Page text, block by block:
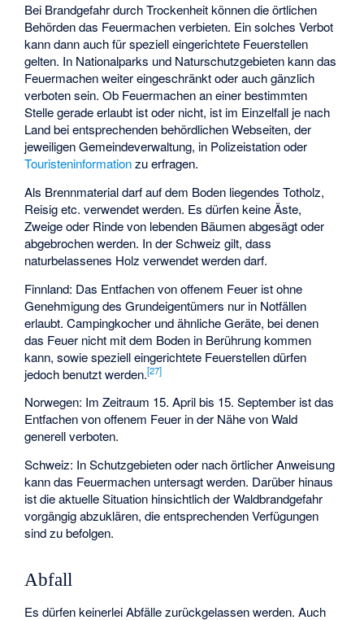
Bei Brandgefahr durch Trockenheit können die örtlichen
Behörden das Feuermachen verbieten. Ein solches Verbot
kann dann auch für speziell eingerichtete Feuerstellen
gelten. In Nationalparks und Naturschutzgebieten kann das
Feuermachen weiter eingeschränkt oder auch gänzlich
verboten sein. Ob Feuermachen an einer bestimmten
Stelle gerade erlaubt ist oder nicht, ist im Einzelfall je nach
Land bei entsprechenden behördlichen Webseiten, der
jeweiligen Gemeindeverwaltung, in Polizeistation oder
Touristeninformationzu erfragen.
Als Brennmaterial darf auf dem Boden liegendes Totholz,
Reisig etc. verwendet werden. Es dürfen keine Äste,
Zweige oder Rinde von lebenden Bäumen abgesägt oder
abgebrochen werden. In der Schweiz gilt, dass
naturbelassenes Holz verwendet werden darf.
Finnland: Das Entfachen von offenem Feuer ist ohne
Genehmigung des Grundeigentümers nur in Notfällen
erlaubt. Campingkocher und ähnliche Geräte, bei denen
das Feuer nicht mit dem Boden in Berührung kommen
kann, sowie speziell eingerichtete Feuerstellen dürfen
jedoch benutzt werden.[27]
Norwegen: Im Zeitraum 15. April bis 15. September ist das
Entfachen von offenem Feuer in der Nähe von Wald
generell verboten.
Schweiz: In Schutzgebieten oder nach örtlicher Anweisung
kann das Feuermachen untersagt werden. Darüber hinaus
ist die aktuelle Situation hinsichtlich der Waldbrandgefahr
vorgängig abzuklären, die entsprechenden Verfügungen
sind zu befolgen.
Abfall
Es dürfen keinerlei Abfälle zurückgelassen werden. Auch